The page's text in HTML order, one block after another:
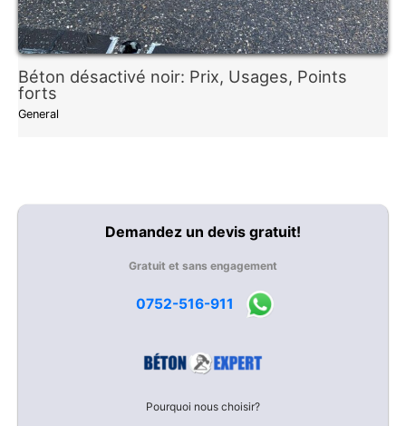
Béton désactivé noir: Prix, Usages, Points
forts
General
Demandez un devis gratuit!
Gratuit et sans engagement
0752-516-911
Pourquoi nous choisir?